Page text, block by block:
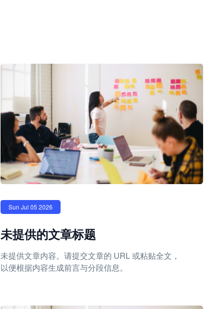
Sun Jul 05 2026
未提供的文章标题
未提供文章内容。请提交文章的 URL 或粘贴全文，
以便根据内容生成前言与分段信息。